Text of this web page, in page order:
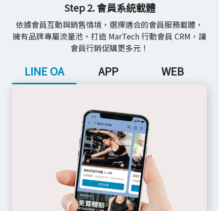
Step 2. 會員系統載體
依據會員互動與銷售情境，選擇適合的會員服務載體，
擁有品牌專屬流量池，打造 MarTech 行動會員 CRM，讓
會員行銷促購更多元！
LINE OA APP WEB